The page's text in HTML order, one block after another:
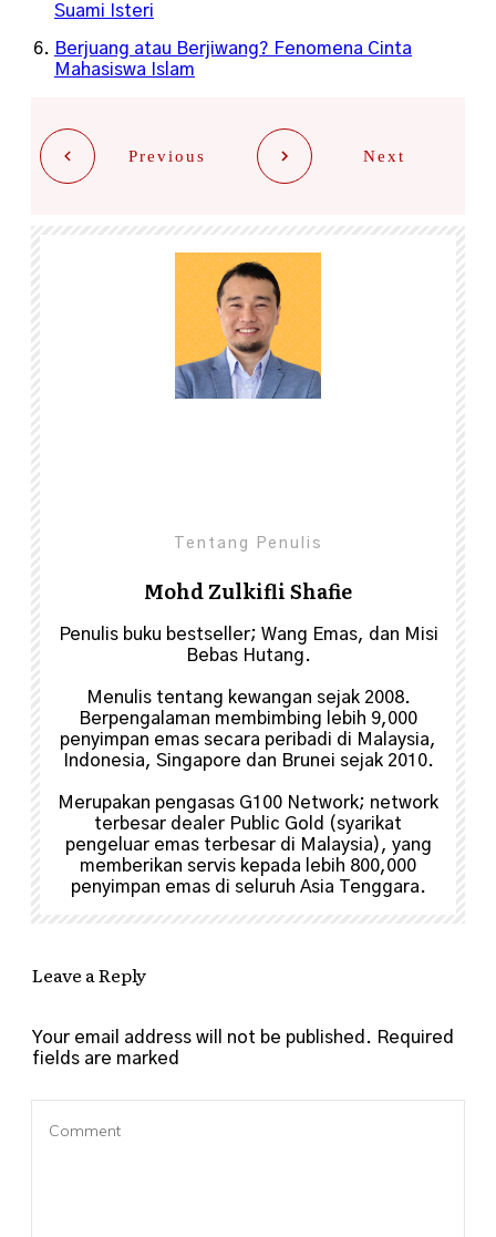
Suami Isteri
Berjuang atau Berjiwang? Fenomena Cinta
Mahasiswa Islam
Previous Next
Tentang Penulis
Mohd Zulkifli Shafie
Penulis buku bestseller; Wang Emas, dan Misi
Bebas Hutang.
Menulis tentang kewangan sejak 2008.
Berpengalaman membimbing lebih 9,000
penyimpan emas secara peribadi di Malaysia,
Indonesia, Singapore dan Brunei sejak 2010.
Merupakan pengasas G100 Network; network
terbesar dealer Public Gold (syarikat
pengeluar emas terbesar di Malaysia), yang
memberikan servis kepada lebih 800,000
penyimpan emas di seluruh Asia Tenggara.
Leave a Reply
Your email address will not be published. Required
fields are marked